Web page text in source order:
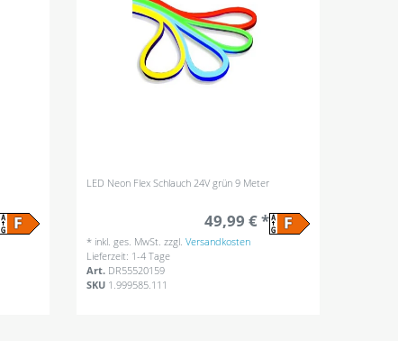
LED Neon Flex Schlauch 24V grün 9 Meter
49,99 € *
* inkl. ges. MwSt. zzgl.Versandkosten
Lieferzeit: 1-4 Tage
Art. DR55520159
SKU 1.999585.111